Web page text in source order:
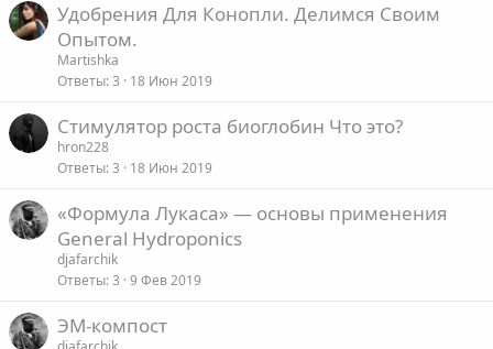
Удобрения Для Конопли. Делимся Своим
Опытом.
Martishka
Ответы 3 18 Июн 2019
Стимулятор роста биоглобин Что это?
hron228
Ответы 3 18 Июн 2019
«Формула Лукаса» — основы применения
General Hydroponics
djafarchik
Ответы 3 9 Фев 2019
ЭМ-компост